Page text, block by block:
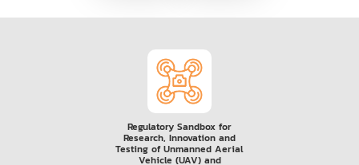
Regulatory Sandbox for
Research, Innovation and
Testing of Unmanned Aerial
Vehicle (UAV) and